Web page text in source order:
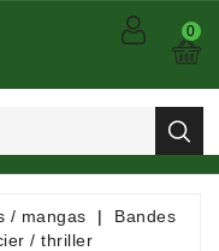
0
/ mangas
Bandes
/ thriller